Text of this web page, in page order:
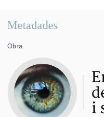
Metadades
Obra